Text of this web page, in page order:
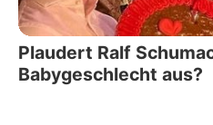
Plaudert Ralf
Babygeschlecht aus?